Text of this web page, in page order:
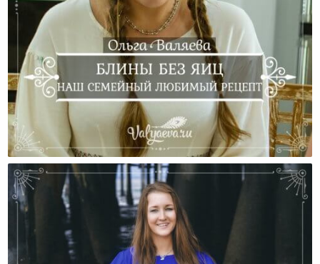
Блины Без Яиц. Наш Семейный Любимый Рецепт